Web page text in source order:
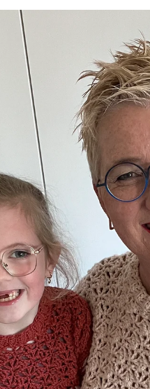
gaan haken. Ik
twee eerdere...